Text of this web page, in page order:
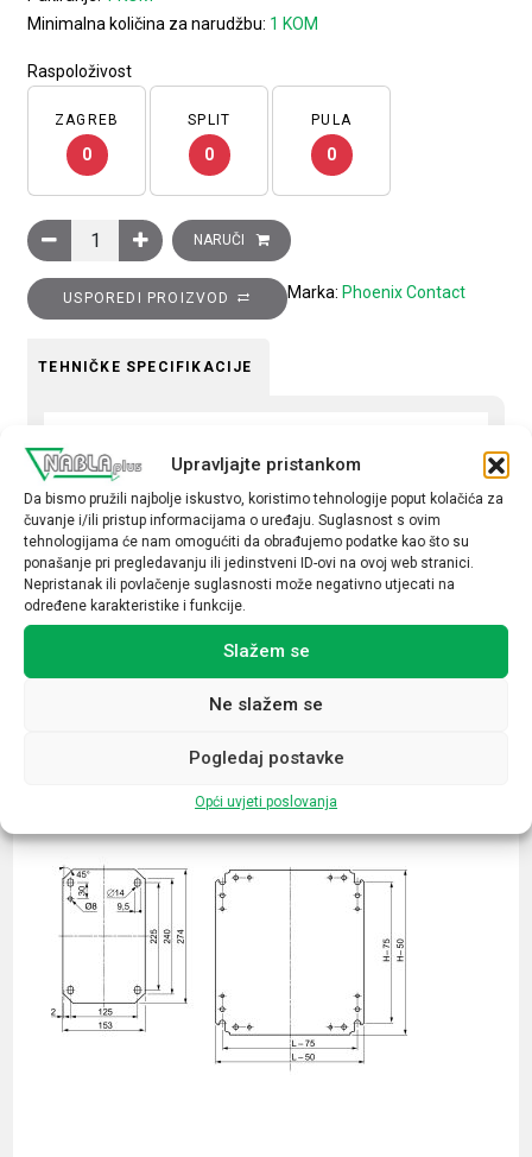
Upravljajte pristankom
Da bismo pružili najbolje iskustvo, koristimo tehnologije poput kolačića za
čuvanje i/ili pristup informacijama o uređaju. Suglasnost s ovim
tehnologijama će nam omogućiti da obrađujemo podatke kao što su
ponašanje pri pregledavanju ili jedinstveni ID-ovi na ovoj web stranici.
Nepristanak ili povlačenje suglasnosti može negativno utjecati na
određene karakteristike i funkcije.
Slažem se
Ne slažem se
Pogledaj postavke
Opći uvjeti poslovanja
Minimalna količina za narudžbu: 1 KOM
Raspoloživost
ZAGREB
0
SPLIT
0
PULA
0
Konektor muški HEAVYCON 24, 24 pozicije, vijčani priključak
NARUČI
USPOREDI PROIZVOD Marka: Phoenix Contact
TEHNIČKE SPECIFIKACIJE
B48
Tip
Muški
Povezani proizvodi